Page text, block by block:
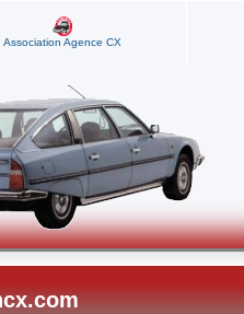
Association Agence CX